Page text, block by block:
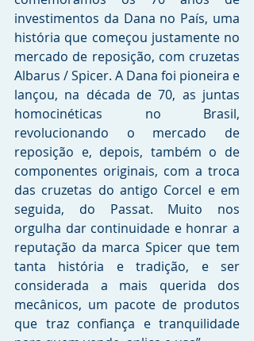
investimentos da Dana no País, uma
história que começou justamente no
mercado de reposição, com cruzetas
Albarus / Spicer. A Dana foi pioneira e
lançou, na década de 70, as juntas
homocinéticas no Brasil,
revolucionando o mercado de
reposição e, depois, também o de
componentes originais, com a troca
das cruzetas do antigo Corcel e em
seguida, do Passat. Muito nos
orgulha dar continuidade e honrar a
reputação da marca Spicer que tem
tanta história e tradição, e ser
considerada a mais querida dos
mecânicos, um pacote de produtos
que traz confiança e tranquilidade